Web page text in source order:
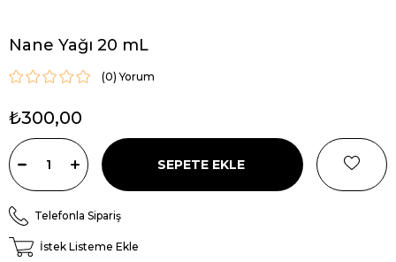
Nane Yağı 20 mL
(0)
₺300,00
Telefonla Sipariş
İstek Listeme Ekle